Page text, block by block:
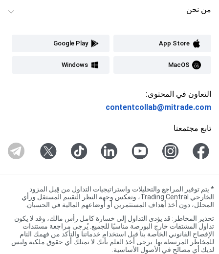
من نحن
App Store
Google Play
MacOS
Windows
التعاون في المحتوى:
contentcollab@mitrade.com
تابع مجتمعنا
* يتم توفير المراجع والتحليلات واستراتيجيات التداول من قِبل المزود
الخارجي Trading Central، وتعكس وجهة النظر التقييم المستقل ورأي
المحلل، دون أخذ أهداف المستثمرين أو أوضاعهم المالية في الحسبان.
تحذير المخاطر: قد يؤدي التداول إلى خسارة كامل رأس مالك، وقد لا يكون
تداول المشتقات خارج البورصة مناسبًا للجميع. يُرجى مراجعة مستندات
الإفصاح القانوني الخاصة بنا قبل استخدام خدماتنا والتأكد من فهمك التام
للمخاطر المرتبطة بها. يرجى أخذ العلم بأنك لا تمتلك أي حقوق ملكية وليس
لديك أي مصالح في الأصول الأساسية.